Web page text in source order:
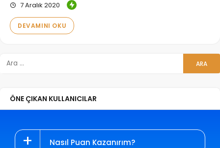
7 Aralık 2020
DEVAMINI OKU
ÖNE ÇIKAN KULLANICILAR
Nasıl Puan Kazanırım?